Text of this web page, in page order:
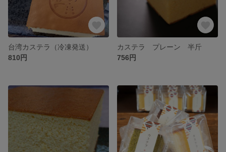
台湾カステラ（冷凍発送）
810円
カステラ プレーン 半斤
756円